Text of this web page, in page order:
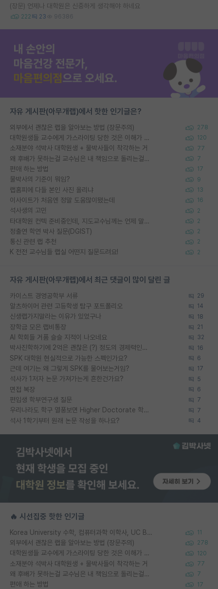
(장문) 언제나 대학원은 신중하게 생각해야 하네요
222 23 96386
자유 게시판(아무개랩)에서 핫한 인기글은?
외부에서 괜찮은 랩을 알아보는 방법 (장문주의) 278
대학원생들 교수에게 가스라이팅 당한 것은 이해가 갑니다. 안타깝네요. 120
소재분야 석박사 대학원생 + 물박사들이 착각하는 거 77
왜 후배가 못하는걸 교수님은 내 책임으로 돌리는걸까요? 7
편애 하는 방법 17
물박사의 기준이 뭐임? 9
랩홈피에 다들 본인 사진 올리냐 13
이사이트가 처음엔 정말 도움많이됐는데 16
석사생의 고민 2
타대학원 컨텍 준비중인데, 지도교수님께는 언제 말씀드려야 할까요? 2
정출연 학연 박사 질문(DGIST) 2
통신 관련 랩 추천 2
K 전전 교수님들 랩실 어떤지 질문드려요! 2
자유 게시판(아무개랩)에서 최근 댓글이 많이 달린 글
카이스트 경영공학부 서류 29
알츠하이머 관련 고등학생 탐구 포트폴리오 14
신생랩가지말라는 이유가 있었구나 18
장학금 모은 랩비통장 21
AI 학회들 거품 슬슬 지적이 나오네요 32
박사진학하기에 2억은 괜찮은 (?) 정도의 경제력인가요 16
SPK 대학원 현실적으로 가능한 스펙인가요? 6
근데 여기는 왜 그렇게 SPK를 물어보는거임? 17
석사가 1저자 논문 가져가는게 흔한건가요? 5
면접 복장 6
편입생 학부연구생 질문 7
우리나라도 학구 열풍보면 Higher Doctorate 학위가 필요하다고 봅니다. 7
석사 1학기부터 원래 논문 작성을 하나요? 4
🔥 시선집중 핫한 인기글
Korea University 수학, 컴퓨터과학 이학사, UC Berkeley 산업공학 대학원 공학박사가 되는 것은 쉽지 않겠죠? 11
외부에서 괜찮은 랩을 알아보는 방법 (장문주의) 278
대학원생들 교수에게 가스라이팅 당한 것은 이해가 갑니다. 안타깝네요. 120
소재분야 석박사 대학원생 + 물박사들이 착각하는 거 77
왜 후배가 못하는걸 교수님은 내 책임으로 돌리는걸까요? 7
편애 하는 방법 17